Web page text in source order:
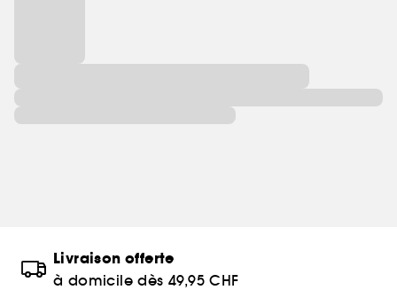
Livraison offerte
à domicile dès 49,95 CHF